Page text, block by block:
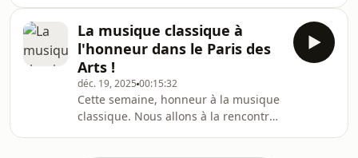
arabe.
compositeur et l’interprète... Vous
allez découvrir le peintre ! L'artiste
nous ouvre les portes de la galerie
Ange Basso, dans le
6ème arrondissement de Paris, où ses
œuvres sont exposées.
La musique classique à
l'honneur dans le Paris des
Arts !
déc. 19, 2025 00:15:32
Cette semaine, honneur à la musique
classique. Nous allons à la rencontre